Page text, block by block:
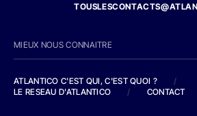
MIEUX NOUS CONNAITRE
ATLANTICO C'EST QUI, C'EST QUOI ?
/
LE RESEAU D'ATLANTICO
/ CONTACT